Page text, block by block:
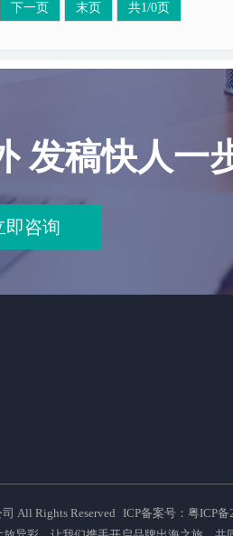
下一页 末页 共1/0页
发稿快人一
即咨询
All Rights Reserved
ICP备案号：粤ICP备